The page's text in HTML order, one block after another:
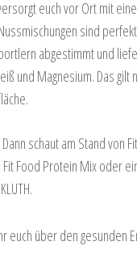
euch vor Ort mit
sind
abgestimmt und
und Magnesium. Das gilt
schaut am Stand von
Food Protein Mix oder
euch über den gesunden